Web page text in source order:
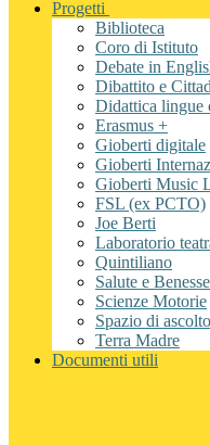
Progetti
Biblioteca
Coro di Istituto
Debate in
Dibattito e
Didattica lingue
Erasmus +
Gioberti digitale
Gioberti
Gioberti Music
FSL (ex PCTO)
Joe Berti
Laboratorio
Quintiliano
Salute e
Scienze Motorie
Spazio di ascolto
Terra Madre
Documenti utili